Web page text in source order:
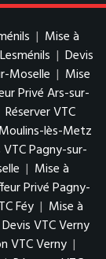
| Mise à
| Devis
Moselle | Mise
Privé Ars-sur-
Réserver VTC
lès-Metz
VTC Pagny-sur-
| Mise à
Privé Pagny-
Féy | Mise à
Devis VTC Verny
VTC Verny |